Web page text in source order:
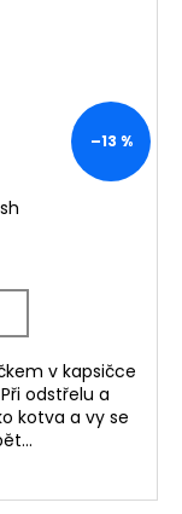
–13 %
v kapsičce
odstřelu a
kotva a vy se